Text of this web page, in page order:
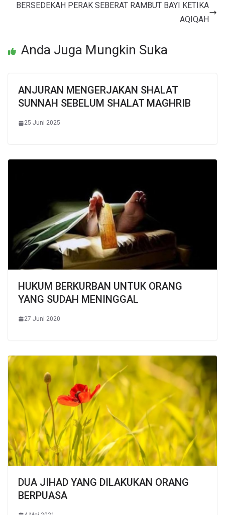
BERSEDEKAH PERAK SEBERAT RAMBUT BAYI KETIKA
AQIQAH
Anda Juga Mungkin Suka
ANJURAN MENGERJAKAN SHALAT
SUNNAH SEBELUM SHALAT MAGHRIB
25 Juni 2025
HUKUM BERKURBAN UNTUK ORANG
YANG SUDAH MENINGGAL
27 Juni 2020
DUA JIHAD YANG DILAKUKAN ORANG
BERPUASA